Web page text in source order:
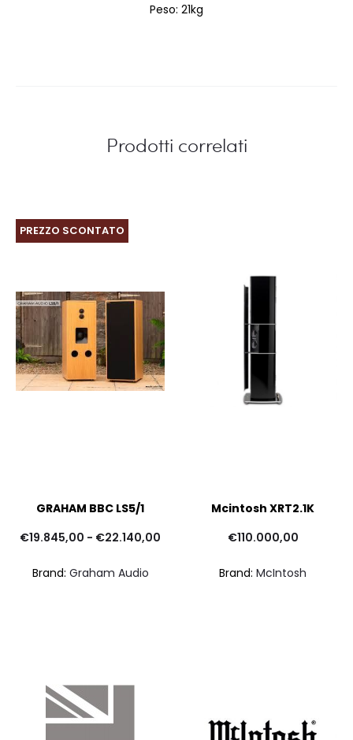
Peso: 21kg
Prodotti correlati
PREZZO SCONTATO
GRAHAM BBC LS5/1
€19.845,00 - €22.140,00
Brand: Graham Audio
Mcintosh XRT2.1K
€110.000,00
Brand: McIntosh